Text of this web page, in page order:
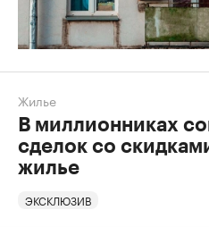
Жилье
В миллионниках
сделок со
жилье
ЭКСКЛЮЗИВ